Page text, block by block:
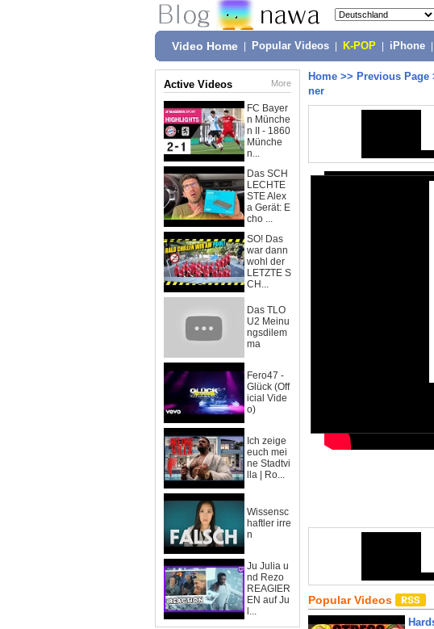
Video Home Popular Videos K-POP iPhone
Active Videos More
FC Bayer
n Münche
n II - 1860
Münche
n...
Das SCH
LECHTE
STE Alex
a Gerät: E
cho ...
SO! Das
war dann
wohl der
LETZTE S
CH...
Das TLO
U2 Meinu
ngsdilem
ma
Fero47 -
Glück (Off
icial Vide
o)
Ich zeige
euch mei
ne Stadtvi
lla | Ro...
Wissensc
haftler irre
n
Ju Julia u
nd Rezo
REAGIER
EN auf Ju
l...
Home >> Previous Page
ner
Popular Videos